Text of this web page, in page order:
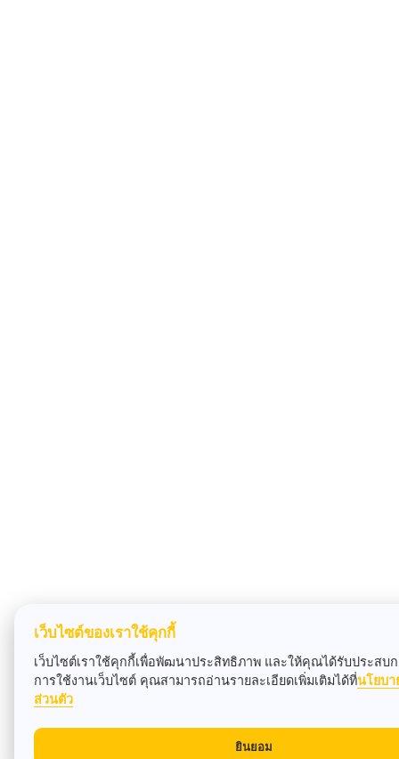
เว็บไซต์ของเราใช้คุกกี้
เว็บไซต์เราใช้คุกกี้เพื่อพัฒนาประสิทธิภาพ และให้คุณได้รับประสบ
การใช้งานเว็บไซต์ คุณสามารถอ่านรายละเอียดเพิ่มเติมได้ที่นโยบา
ส่วนตัว
ยินยอม